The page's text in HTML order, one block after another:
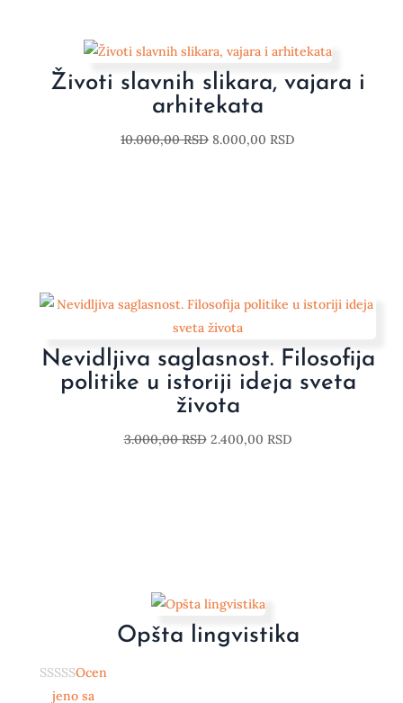
Životi slavnih slikara, vajara i
arhitekata
10.000,00RSD 8.000,00 RSD
Nevidljiva saglasnost. Filosofija
politike u istoriji ideja sveta
života
3.000,00RSD 2.400,00 RSD
Opšta lingvistika
Ocen
jeno sa